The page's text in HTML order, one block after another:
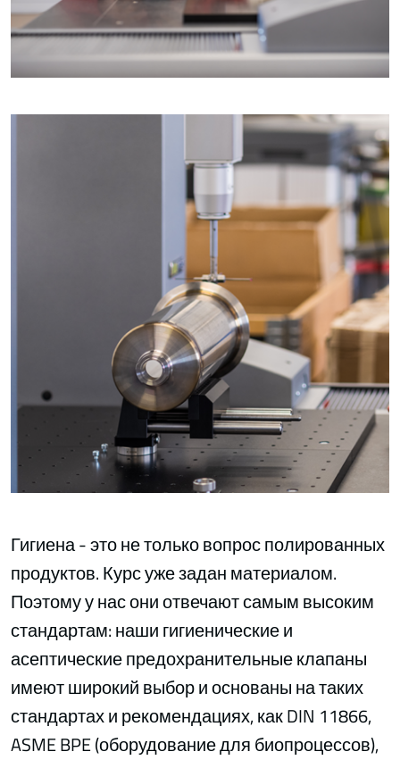
Гигиена - это не только вопрос полированных
продуктов. Курс уже задан материалом.
Поэтому у нас они отвечают самым высоким
стандартам: наши гигиенические и
асептические предохранительные клапаны
имеют широкий выбор и основаны на таких
стандартах и рекомендациях, как DIN 11866,
ASME BPE (оборудование для биопроцессов),